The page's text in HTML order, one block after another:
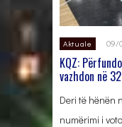
Aktuale 09/
KQZ:
vazhdon në
Deri të hënën
numërimi i